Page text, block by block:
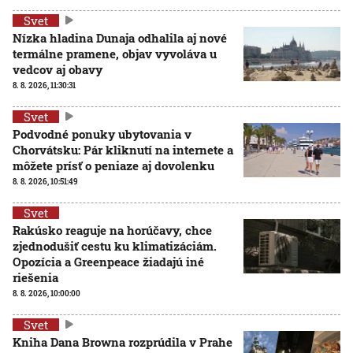
Svet
Nízka hladina Dunaja odhalila aj nové
termálne pramene, objav vyvoláva u
vedcov aj obavy
8. 8. 2026, 11:30:31
Svet
Podvodné ponuky ubytovania v
Chorvátsku: Pár kliknutí na internete a
môžete prísť o peniaze aj dovolenku
8. 8. 2026, 10:51:49
Svet
Rakúsko reaguje na horúčavy, chce
zjednodušiť cestu ku klimatizáciám.
Opozícia a Greenpeace žiadajú iné
riešenia
8. 8. 2026, 10:00:00
Svet
Kniha Dana Browna rozprúdila v Prahe